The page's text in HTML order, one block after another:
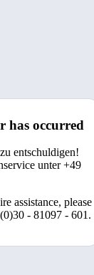
has occurred
entschuldigen!
unter +49
assistance, please
- 81097 - 601.